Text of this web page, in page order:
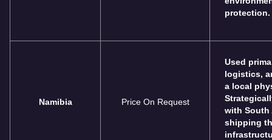
protection.
Namibia Price On Request
Used
logistics,
a local
with South
shipping